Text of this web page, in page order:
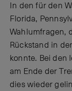
In den für den
Florida,
Wahlumfragen,
Rückstand in
konnte. Bei den
am Ende der
dies wieder